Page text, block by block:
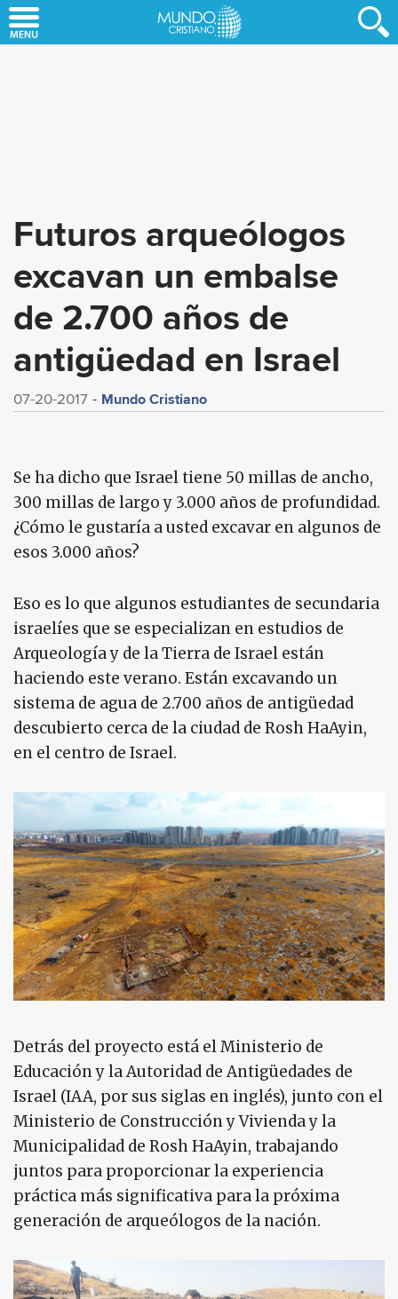
to
Futuros arqueólogos
excavan un embalse
de 2.700 años de
antigüedad en Israel
07-20-2017 Mundo Cristiano
Se ha dicho que Israel tiene 50 millas de ancho,
300 millas de largo y 3.000 años de profundidad.
¿Cómo le gustaría a usted excavar en algunos de
esos 3.000 años?
Eso es lo que algunos estudiantes de secundaria
israelíes que se especializan en estudios de
Arqueología y de la Tierra de Israel están
haciendo este verano. Están excavando un
sistema de agua de 2.700 años de antigüedad
descubierto cerca de la ciudad de Rosh HaAyin,
en el centro de Israel.
Detrás del proyecto está el Ministerio de
Educación y la Autoridad de Antigüedades de
Israel (IAA, por sus siglas en inglés), junto con el
Ministerio de Construcción y Vivienda y la
Municipalidad de Rosh HaAyin, trabajando
juntos para proporcionar la experiencia
práctica más significativa para la próxima
generación de arqueólogos de la nación.